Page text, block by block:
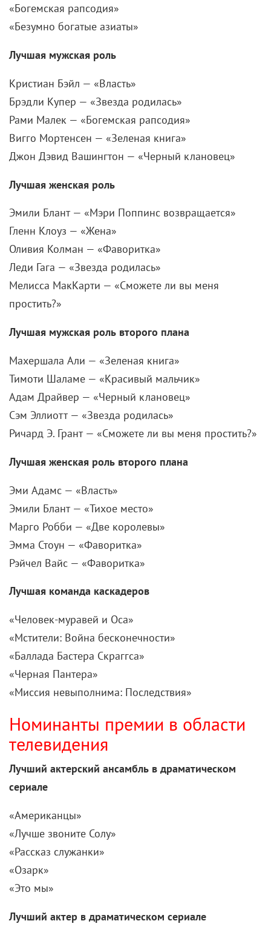
Лучшая мужская роль
Кристиан Бэйл — «Власть»
Брэдли Купер — «Звезда родилась»
Вигго Мортенсен — «Зеленая книга»
Джон Дэвид Вашингтон — «Черный клановец»
Лучшая женская роль
Эмили Блант — «Мэри Поппинс возвращается»
Гленн Клоуз — «Жена»
Леди Гага — «Звезда родилась»
Мелисса МакКарти — «Сможете ли вы меня
простить?»
Лучшая мужская роль второго плана
Махершала Али — «Зеленая книга»
Тимоти Шаламе — «Красивый мальчик»
Сэм Эллиотт — «Звезда родилась»
Ричард Э. Грант — «Сможете ли вы меня простить?»
Лучшая женская роль второго плана
Эми Адамс — «Власть»
Эмили Блант — «Тихое место»
Эмма Стоун — «Фаворитка»
Рэйчел Вайс — «Фаворитка»
Лучшая команда каскадеров
«Человек-муравей и Оса»
«Мстители: Война бесконечности»
«Черная Пантера»
«Миссия невыполнима: Последствия»
Номинанты премии в области
телевидения
Лучший актерский ансамбль в драматическом
сериале
«Американцы»
«Лучше звоните Солу»
«Озарк»
«Это мы»
Лучший актер в драматическом сериале
Стерлинг К. Браун — «Это мы»